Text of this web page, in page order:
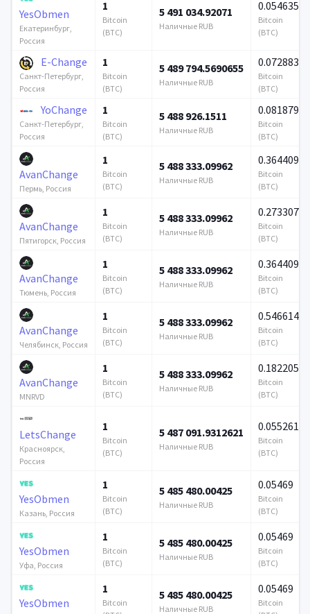
YesObmen
Екатеринбург,
Россия
1
Bitcoin
(BTC)
5 491 034.92071
Наличные RUB
0.054635
Bitcoin
(BTC)
E-Change
Санкт-Петербург,
Россия
1
Bitcoin
(BTC)
5 489 794.5690655
Наличные RUB
0.072883
Bitcoin
(BTC)
YoChange
Санкт-Петербург,
Россия
1
Bitcoin
(BTC)
5 488 926.1511
Наличные RUB
0.081879
Bitcoin
(BTC)
AvanChange
Пермь, Россия
1
Bitcoin
(BTC)
5 488 333.09962
Наличные RUB
0.364409
Bitcoin
(BTC)
AvanChange
Пятигорск, Россия
1
Bitcoin
(BTC)
5 488 333.09962
Наличные RUB
0.273307
Bitcoin
(BTC)
AvanChange
Тюмень, Россия
1
Bitcoin
(BTC)
5 488 333.09962
Наличные RUB
0.364409
Bitcoin
(BTC)
AvanChange
Челябинск, Россия
1
Bitcoin
(BTC)
5 488 333.09962
Наличные RUB
0.546614
Bitcoin
(BTC)
AvanChange
MNRVD
1
Bitcoin
(BTC)
5 488 333.09962
Наличные RUB
0.182205
Bitcoin
(BTC)
LetsChange
Красноярск,
Россия
1
Bitcoin
(BTC)
5 487 091.9312621
Наличные RUB
0.055261
Bitcoin
(BTC)
YesObmen
Казань, Россия
1
Bitcoin
(BTC)
5 485 480.00425
Наличные RUB
0.05469
Bitcoin
(BTC)
YesObmen
Уфа, Россия
1
Bitcoin
(BTC)
5 485 480.00425
Наличные RUB
0.05469
Bitcoin
(BTC)
YesObmen
1
Bitcoin
5 485 480.00425
Наличные RUB
0.05469
Bitcoin